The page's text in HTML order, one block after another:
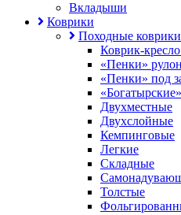
Вкладыши
Коврики
Походные коврики
Коврик-
«Пенки»
«Пенки» под
«Богатырские»
Двухместные
Двухслойные
Кемпинговые
Легкие
Складные
Толстые